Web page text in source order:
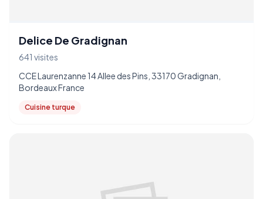
Delice De Gradignan
641 visites
CCE Laurenzanne 14 Allee des Pins, 33170 Gradignan,
Bordeaux France
Cuisine turque